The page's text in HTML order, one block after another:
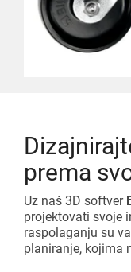
prema
Uz naš 3D softver
projektovati svoje
raspolaganju su
planiranje, kojima